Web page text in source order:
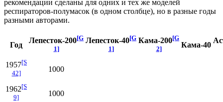
рекомендации сделаны для одних и тех же моделей
респираторов-полумасок (в одном столбце), но в разные годы
разными авторами.
Год
Лепесток-200[G
1]
Лепесток-40[G
1]
Кама-200[G
2]
Кама-40
1957[S
42]
1000
1962[S
9]
1000